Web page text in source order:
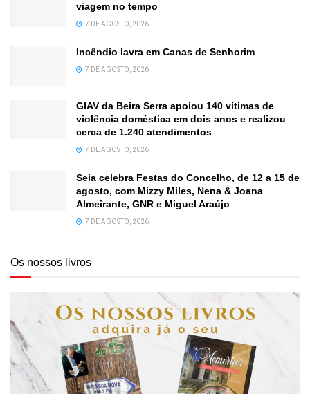
viagem no tempo
7 DE AGOSTO, 2026
Incêndio lavra em Canas de Senhorim
7 DE AGOSTO, 2026
GIAV da Beira Serra apoiou 140 vítimas de
violência doméstica em dois anos e realizou
cerca de 1.240 atendimentos
7 DE AGOSTO, 2026
Seia celebra Festas do Concelho, de 12 a 15 de
agosto, com Mizzy Miles, Nena & Joana
Almeirante, GNR e Miguel Araújo
7 DE AGOSTO, 2026
Os nossos livros